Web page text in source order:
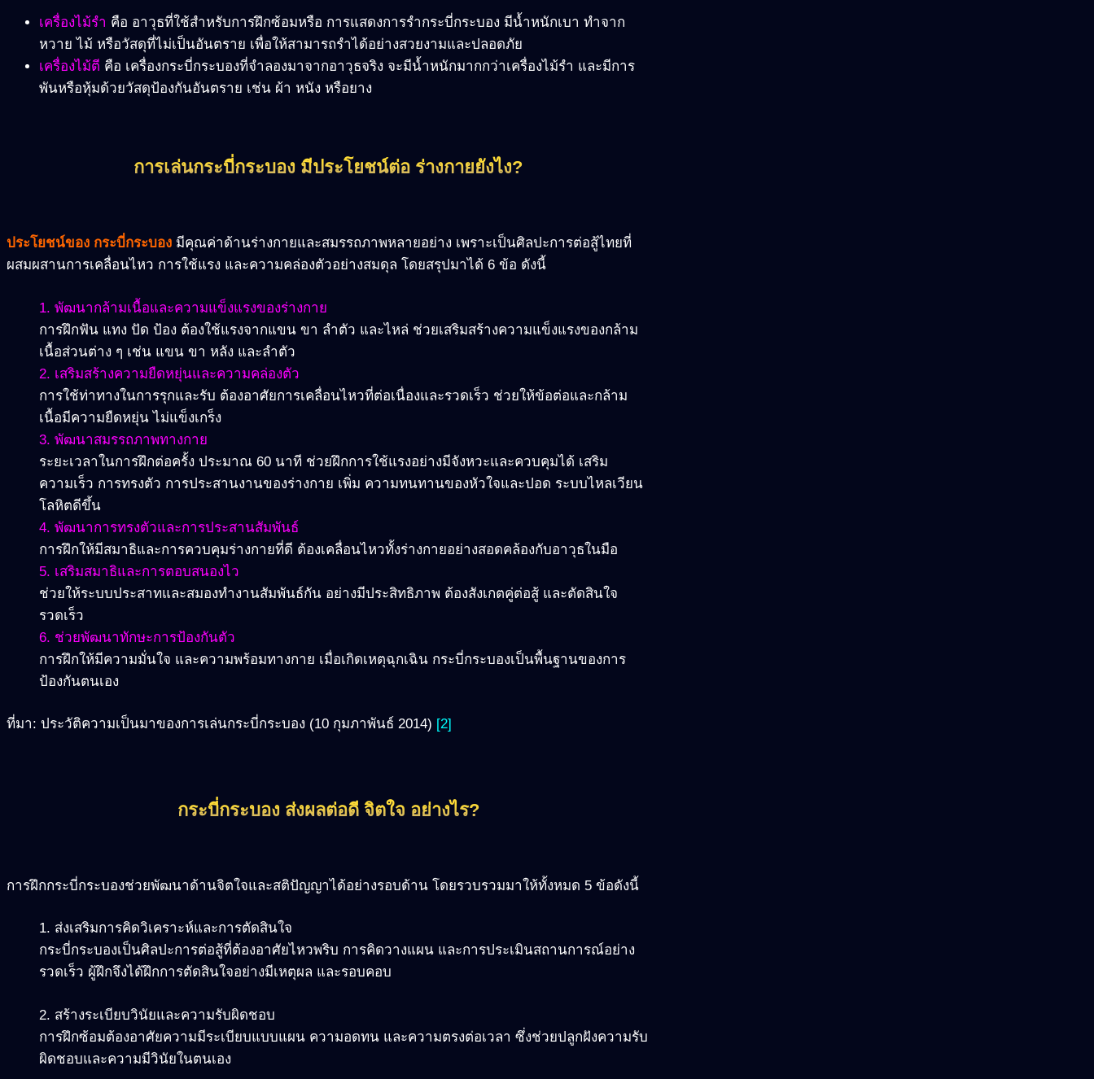
เครื่องไม้รำ คือ อาวุธที่ใช้สำหรับการฝึกซ้อมหรือ การแสดงการรำกระบี่กระบอง มีน้ำหนักเบา ทำจาก
หวาย ไม้ หรือวัสดุที่ไม่เป็นอันตราย เพื่อให้สามารถรำได้อย่างสวยงามและปลอดภัย
เครื่องไม้ตี คือ เครื่องกระบี่กระบองที่จำลองมาจากอาวุธจริง จะมีน้ำหนักมากกว่าเครื่องไม้รำ และมีการ
พันหรือหุ้มด้วยวัสดุป้องกันอันตราย เช่น ผ้า หนัง หรือยาง
การเล่นกระบี่กระบอง มีประโยชน์ต่อ ร่างกายยังไง?
ประโยชน์ของ กระบี่กระบอง มีคุณค่าด้านร่างกายและสมรรถภาพหลายอย่าง เพราะเป็นศิลปะการต่อสู้ไทยที่
ผสมผสานการเคลื่อนไหว การใช้แรง และความคล่องตัวอย่างสมดุล โดยสรุปมาได้ 6 ข้อ ดังนี้
1. พัฒนากล้ามเนื้อและความแข็งแรงของร่างกาย
การฝึกฟัน แทง ปัด ป้อง ต้องใช้แรงจากแขน ขา ลำตัว และไหล่ ช่วยเสริมสร้างความแข็งแรงของกล้าม
เนื้อส่วนต่าง ๆ เช่น แขน ขา หลัง และลำตัว
2. เสริมสร้างความยืดหยุ่นและความคล่องตัว
การใช้ท่าทางในการรุกและรับ ต้องอาศัยการเคลื่อนไหวที่ต่อเนื่องและรวดเร็ว ช่วยให้ข้อต่อและกล้าม
เนื้อมีความยืดหยุ่น ไม่แข็งเกร็ง
3. พัฒนาสมรรถภาพทางกาย
ระยะเวลาในการฝึกต่อครั้ง ประมาณ 60 นาที ช่วยฝึกการใช้แรงอย่างมีจังหวะและควบคุมได้ เสริม
ความเร็ว การทรงตัว การประสานงานของร่างกาย เพิ่ม ความทนทานของหัวใจและปอด ระบบไหลเวียน
โลหิตดีขึ้น
4. พัฒนาการทรงตัวและการประสานสัมพันธ์
การฝึกให้มีสมาธิและการควบคุมร่างกายที่ดี ต้องเคลื่อนไหวทั้งร่างกายอย่างสอดคล้องกับอาวุธในมือ
5. เสริมสมาธิและการตอบสนองไว
ช่วยให้ระบบประสาทและสมองทำงานสัมพันธ์กัน อย่างมีประสิทธิภาพ ต้องสังเกตคู่ต่อสู้ และตัดสินใจ
รวดเร็ว
6. ช่วยพัฒนาทักษะการป้องกันตัว
การฝึกให้มีความมั่นใจ และความพร้อมทางกาย เมื่อเกิดเหตุฉุกเฉิน กระบี่กระบองเป็นพื้นฐานของการ
ป้องกันตนเอง
ที่มา: ประวัติความเป็นมาของการเล่นกระบี่กระบอง (10 กุมภาพันธ์ 2014) [2]
กระบี่กระบอง ส่งผลต่อดี จิตใจ อย่างไร?
การฝึกกระบี่กระบองช่วยพัฒนาด้านจิตใจและสติปัญญาได้อย่างรอบด้าน โดยรวบรวมมาให้ทั้งหมด 5 ข้อดังนี้
1. ส่งเสริมการคิดวิเคราะห์และการตัดสินใจ
กระบี่กระบองเป็นศิลปะการต่อสู้ที่ต้องอาศัยไหวพริบ การคิดวางแผน และการประเมินสถานการณ์อย่าง
รวดเร็ว ผู้ฝึกจึงได้ฝึกการตัดสินใจอย่างมีเหตุผล และรอบคอบ
2. สร้างระเบียบวินัยและความรับผิดชอบ
การฝึกซ้อมต้องอาศัยความมีระเบียบแบบแผน ความอดทน และความตรงต่อเวลา ซึ่งช่วยปลูกฝังความรับ
ผิดชอบและความมีวินัยในตนเอง